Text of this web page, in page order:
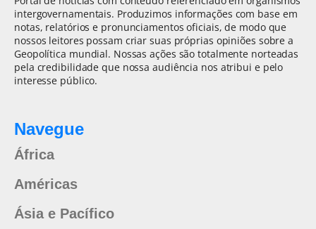
intergovernamentais. Produzimos informações com base em
notas, relatórios e pronunciamentos oficiais, de modo que
nossos leitores possam criar suas próprias opiniões sobre a
Geopolítica mundial. Nossas ações são totalmente norteadas
pela credibilidade que nossa audiência nos atribui e pelo
interesse público.
Navegue
África
Américas
Ásia e Pacífico